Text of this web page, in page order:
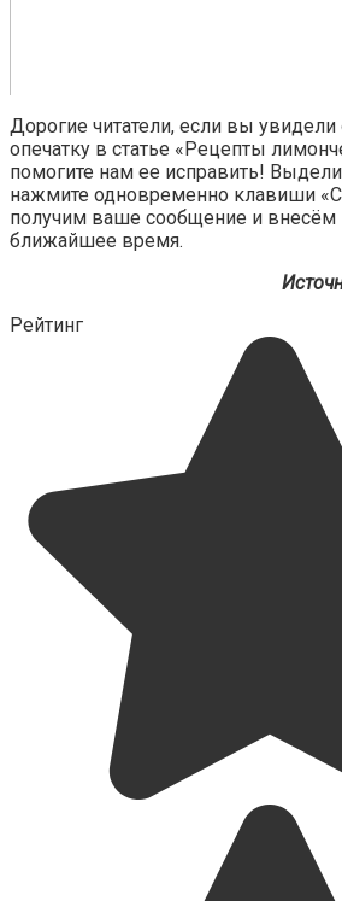
Дорогие читатели, если вы
опечатку в статье «Рецепты
помогите нам ее исправить!
нажмите одновременно клавиши
получим ваше сообщение и внесём
ближайшее время.
Рейтинг